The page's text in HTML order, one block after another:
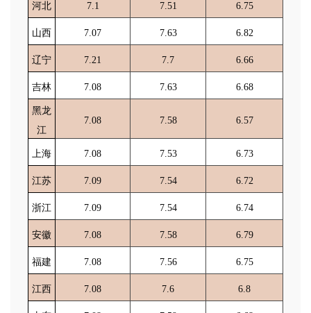
河北 7.1 7.51 6.75
山西 7.07 7.63 6.82
辽宁 7.21 7.7 6.66
吉林 7.08 7.63 6.68
黑龙
江
7.08 7.58 6.57
上海 7.08 7.53 6.73
江苏 7.09 7.54 6.72
浙江 7.09 7.54 6.74
安徽 7.08 7.58 6.79
福建 7.08 7.56 6.75
江西 7.08 7.6 6.8